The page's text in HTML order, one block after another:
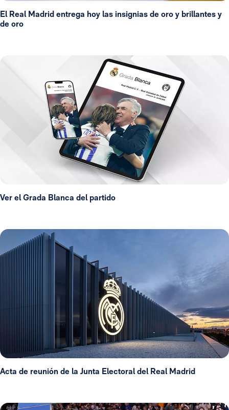
El Real Madrid entrega hoy las insignias de oro y brillantes y
de oro
Ver el Grada Blanca del partido
Acta de reunión de la Junta Electoral del Real Madrid